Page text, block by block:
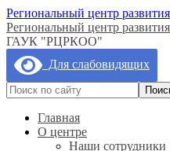
Региональный центр
Региональный центр
ГАУК "РЦРКОО"
Для слабовидящих
Главная
О центре
Наши сотрудники